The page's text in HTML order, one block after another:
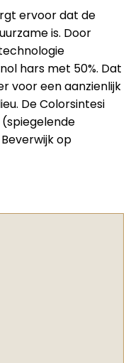
ervoor dat de
is. Door
hars met 50%. Dat
voor een aanzienlijk
De Colorsintesi
(spiegelende
op